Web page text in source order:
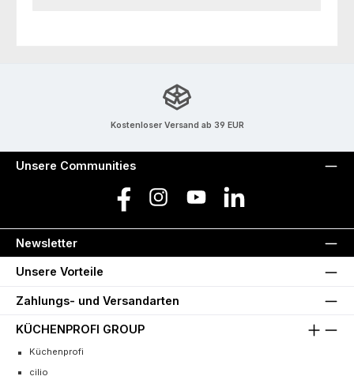
Kostenloser Versand ab 39 EUR
Unsere Communities
Facebook Instagram YouTube LinkedIn
Newsletter
Unsere Vorteile
Zahlungs- und Versandarten
KÜCHENPROFI GROUP
Küchenprofi
cilio